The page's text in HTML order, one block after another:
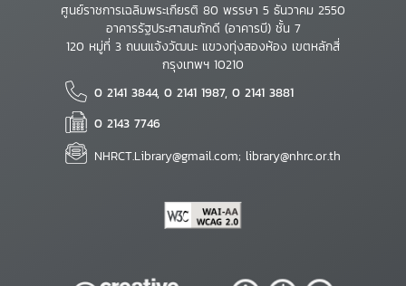
ศูนย์ราชการเฉลิมพระเกียรติ 80 พรรษา 5 ธันวาคม 2550
อาคารรัฐประศาสนภักดี (อาคารบี) ชั้น 7
120 หมู่ที่ 3 ถนนแจ้งวัฒนะ แขวงทุ่งสองห้อง เขตหลักสี่
กรุงเทพฯ 10210
0 2141 3844, 0 2141 1987, 0 2141 3881
0 2143 7746
NHRCT.Library@gmail.com; library@nhrc.or.th